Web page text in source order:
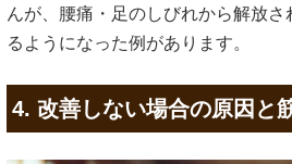
んが、腰痛・足のしびれから解放さ
るようになった例があります。
4. 改善しない場合の原因と